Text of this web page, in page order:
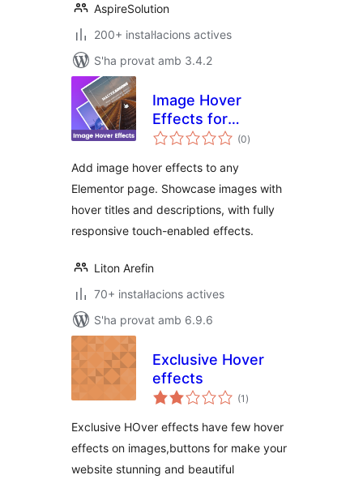
AspireSolution
200+ instal·lacions actives
S'ha provat amb 3.4.2
Image Hover
Effects for
Elementor
(0puntuacions
totals
)
Add image hover effects to any
Elementor page. Showcase images with
hover titles and descriptions, with fully
responsive touch-enabled effects.
Liton Arefin
70+ instal·lacions actives
S'ha provat amb 6.9.6
Exclusive Hover
effects
(1 puntuacions
totals
)
Exclusive HOver effects have few hover
effects on images,buttons for make your
website stunning and beautiful